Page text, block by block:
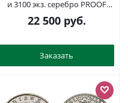
и 3100 экз. серебро PROOF
1095-1-41
22 500руб.
Заказать